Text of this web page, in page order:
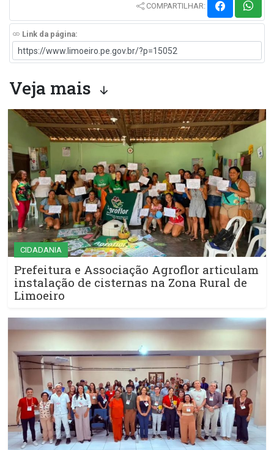
COMPARTILHAR:
Link da página:
Veja mais
CIDADANIA
Prefeitura e Associação Agroflor articulam
instalação de cisternas na Zona Rural de
Limoeiro